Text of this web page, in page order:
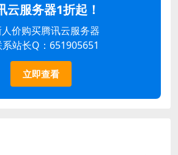
云服务器1折起！
价购买腾讯云服务器
站长Q：651905651
立即查看